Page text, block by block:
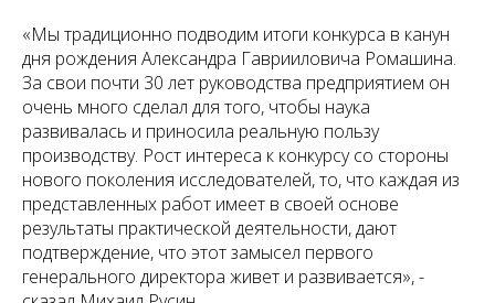
«Мы традиционно подводим итоги конкурса в канун
дня рождения Александра Гаврииловича Ромашина.
За свои почти 30 лет руководства предприятием он
очень много сделал для того, чтобы наука
развивалась и приносила реальную пользу
производству. Рост интереса к конкурсу со стороны
нового поколения исследователей, то, что каждая из
представленных работ имеет в своей основе
результаты практической деятельности, дают
подтверждение, что этот замысел первого
генерального директора живет и развивается», -